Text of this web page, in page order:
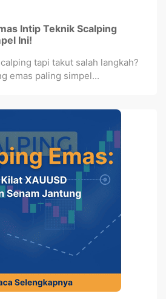
Intip Teknik Scalping
Ini!
tapi takut salah langkah?
emas paling simpel...